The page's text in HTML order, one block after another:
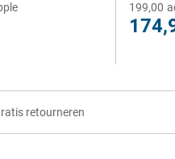
199,00
retourneren